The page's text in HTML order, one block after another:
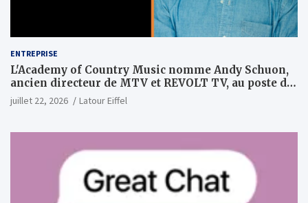
ENTREPRISE
L'Academy of Country Music nomme Andy Schuon,
ancien directeur de MTV et REVOLT TV, au poste de
PDG
juillet 22, 2026 Latour Eiffel